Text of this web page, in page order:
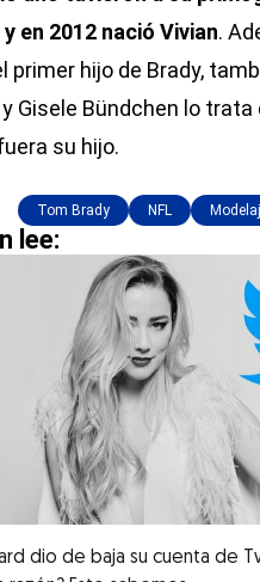
en 2012 nació Vivian.
primer hijo de Brady,
Gisele Bündchen lo trata
su hijo.
Tom Brady NFL
lee:
dio de baja su cuenta de